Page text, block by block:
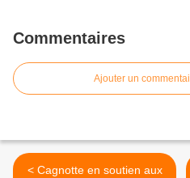
Commentaires
Ajouter un
< Cagnotte en soutien aux